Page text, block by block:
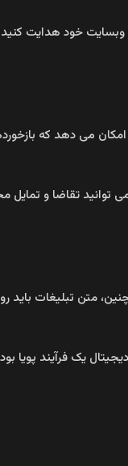
وبسایت خود هدایت
می‌ دهد که
توانید تقاضا و
متن تبلیغات باید
یک فرآیند پویا